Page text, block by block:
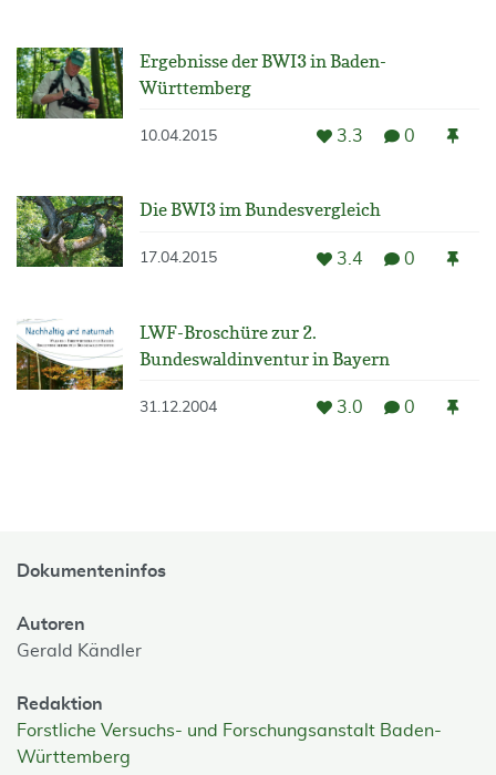
Ergebnisse der BWI3 in Baden-
Württemberg
10.04.2015 3.3 0
Die BWI3 im Bundesvergleich
17.04.2015 3.4 0
LWF-Broschüre zur 2.
Bundeswaldinventur in Bayern
31.12.2004 3.0 0
Dokumenteninfos
Autoren
Gerald Kändler
Redaktion
Forstliche Versuchs- und Forschungsanstalt Baden-
Württemberg